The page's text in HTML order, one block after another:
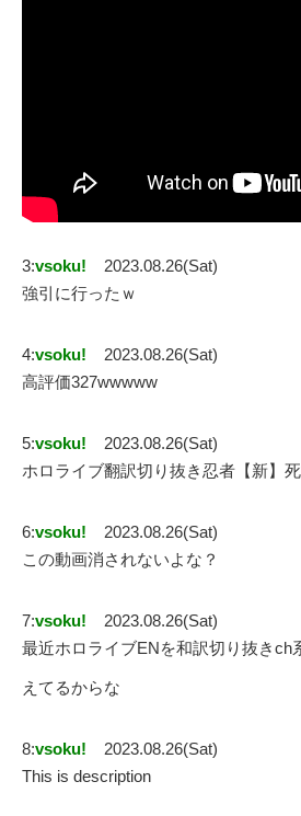
3:vsoku!
2023.08.26(Sat)
強引に行ったｗ
4:vsoku!
2023.08.26(Sat)
高評価327wwwww
5:vsoku!
2023.08.26(Sat)
ホロライブ翻訳切り抜き忍者【新】
6:vsoku!
2023.08.26(Sat)
この動画消されないよな？
7:vsoku!
2023.08.26(Sat)
最近ホロライブENを和訳切り抜きch
えてるからな
8:vsoku!
2023.08.26(Sat)
This is description